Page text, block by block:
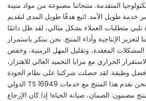
المتقدمة. منتجاتنا مصنوعة من مواد متينة
خدمة طويل الأمد. اتبع هدفًا طويل المدى لتقديم
تلبي متطلبات العملاء بشكل مثالي، لقد ظل دائمًا
الإنتاجية وأداء المنتج. نحن نبتكر باستمرار
المعقدة، وتقليل المهل الزمنية، وخفض
الحراري مع مزايا التخميد العالي للاهتزاز،
أفضل وظيفة. لقد حصلت شركتنا على نظام الجودة
الدولي TS 16949 وقد مر هذا المنتج. نحن نقدم هذا المنتج مع خدمات
مضمون: الضمان، صيانة الحياة! إذا كان الإرجاع